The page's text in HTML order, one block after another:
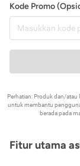
Kode Promo
Perhatian: Produk dan/
untuk membantu
berada pada
Fitur utama